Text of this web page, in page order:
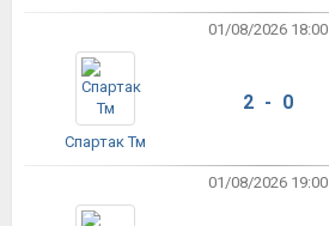
01/08/2026 18:00
Спартак Тм
2 - 0
01/08/2026 19:00